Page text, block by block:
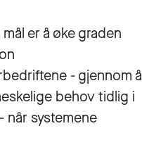
er å øke graden
- gjennom å
behov tidlig i
når systemene